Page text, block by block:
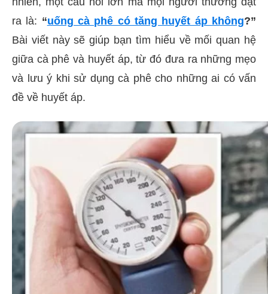
ra là: “uống cà phê có tăng huyết áp không?”
Bài viết này sẽ giúp bạn tìm hiểu về mối quan hệ
giữa cà phê và huyết áp, từ đó đưa ra những mẹo
và lưu ý khi sử dụng cà phê cho những ai có vấn
đề về huyết áp.